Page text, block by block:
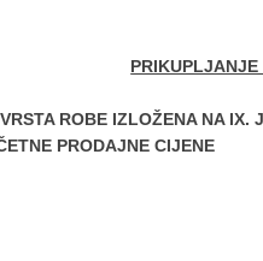
PRIKUPLJANJE
ROBE IZLOŽENA NA IX.
PRODAJNE CIJENE